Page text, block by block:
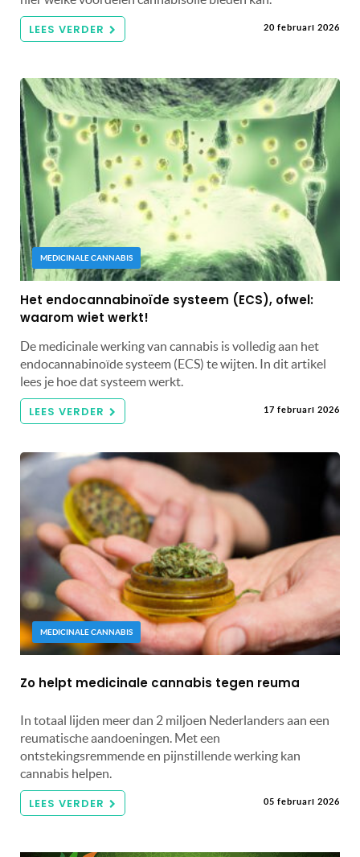
LEES VERDER 20 februari 2026
MEDICINALE CANNABIS
Het endocannabinoïde systeem (ECS), ofwel:
waarom wiet werkt!
De medicinale werking van cannabis is volledig aan het
endocannabinoïde systeem (ECS) te wijten. In dit artikel
lees je hoe dat systeem werkt.
LEES VERDER 17 februari 2026
MEDICINALE CANNABIS
Zo helpt medicinale cannabis tegen reuma
In totaal lijden meer dan 2 miljoen Nederlanders aan een
reumatische aandoeningen. Met een
ontstekingsremmende en pijnstillende werking kan
cannabis helpen.
LEES VERDER 05 februari 2026